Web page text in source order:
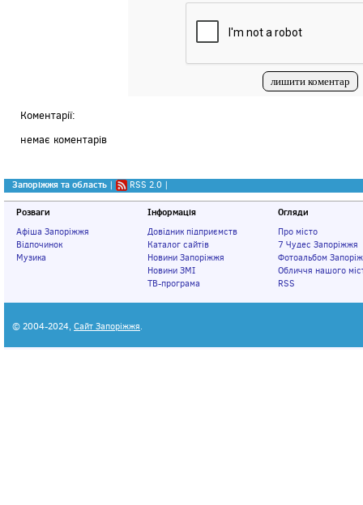
Коментарії:
немає коментарів
Запоріжжя та область | RSS 2.0 |
Розваги
Афіша Запоріжжя
Відпочинок
Музика
Інформація
Довідник підприємств
Каталог сайтів
Новини Запоріжжя
Новини ЗМІ
ТВ-програма
Огляди
Про місто
7 Чудес Запоріжжя
Фотоальбом
Обличчя нашого
RSS
© 2004-2024, Сайт Запоріжжя.